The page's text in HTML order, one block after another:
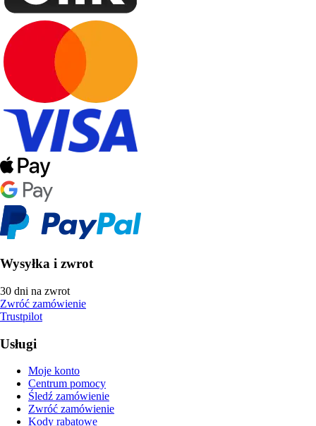
Wysyłka i zwrot
30 dni na zwrot
Zwróć zamówienie
Trustpilot
Usługi
Moje konto
Centrum pomocy
Śledź zamówienie
Zwróć zamówienie
Kody rabatowe